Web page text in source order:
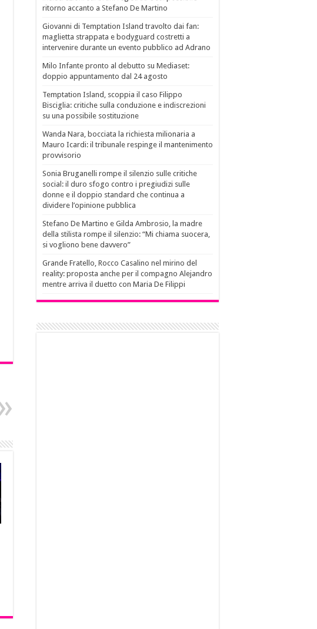
ritorno accanto a Stefano De Martino
Giovanni di Temptation Island travolto dai fan:
maglietta strappata e bodyguard costretti a
intervenire durante un evento pubblico ad Adrano
Milo Infante pronto al debutto su Mediaset:
doppio appuntamento dal 24 agosto
Temptation Island, scoppia il caso Filippo
Bisciglia: critiche sulla conduzione e indiscrezioni
su una possibile sostituzione
Wanda Nara, bocciata la richiesta milionaria a
Mauro Icardi: il tribunale respinge il mantenimento
provvisorio
Sonia Bruganelli rompe il silenzio sulle critiche
social: il duro sfogo contro i pregiudizi sulle
donne e il doppio standard che continua a
dividere l’opinione pubblica
Stefano De Martino e Gilda Ambrosio, la madre
della stilista rompe il silenzio: “Mi chiama suocera,
si vogliono bene davvero”
Grande Fratello, Rocco Casalino nel mirino del
reality: proposta anche per il compagno Alejandro
mentre arriva il duetto con Maria De Filippi